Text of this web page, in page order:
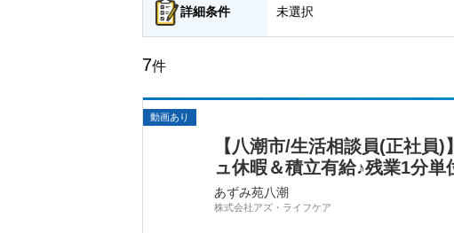
詳細条件 未選択
7件
動画あり
【八潮市/生活相談員(正社
ュ休暇＆積立有給♪残業1分
あずみ苑八潮
株式会社アズ・ライフケア